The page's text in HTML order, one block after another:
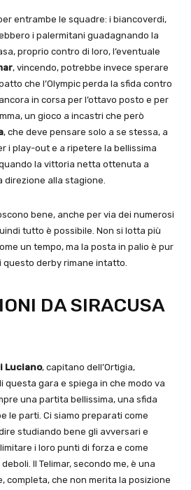
entrambe le squadre: i biancoverdi,
i palermitani guadagnando la
proprio contro di loro, l’eventuale
, vincendo, potrebbe invece sperare
che l’Olympic perda la sfida contro
in corsa per l’ottavo posto e per
un gioco a incastri che però
, che deve pensare solo a se stessa, a
i play-out e a ripetere la bellissima
la vittoria netta ottenuta a
direzione alla stagione.
bene, anche per via dei numerosi
tutto è possibile. Non si lotta più
un tempo, ma la posta in palio è pur
questo derby rimane intatto.
DA SIRACUSA
Luciano, capitano dell’Ortigia,
gara e spiega in che modo va
una partita bellissima, una sfida
le parti. Ci siamo preparati come
studiando bene gli avversari e
i loro punti di forza e come
Il Telimar, secondo me, è una
completa, che non merita la posizione